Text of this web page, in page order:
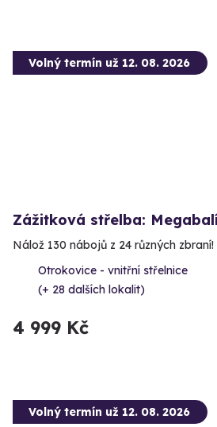
Volný termín už 12. 08. 2026
Zážitková střelba:
Nálož 130 nábojů z 24 různých zbraní!
Otrokovice - vnitřní střelnice
(+ 28 dalších lokalit)
4 999 Kč
Volný termín už 12. 08. 2026